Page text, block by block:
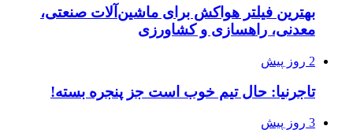
بهترین فیلتر هواکش برای ماشین‌آلات صنعتی،
معدنی، راهسازی و کشاورزی
2 روز پیش
تاجرنیا: حال تیم خوب است جز پنجره بسته!
3 روز پیش